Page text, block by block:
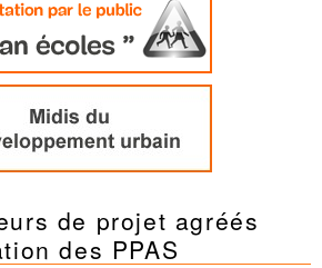
de projet agréés
des PPAS